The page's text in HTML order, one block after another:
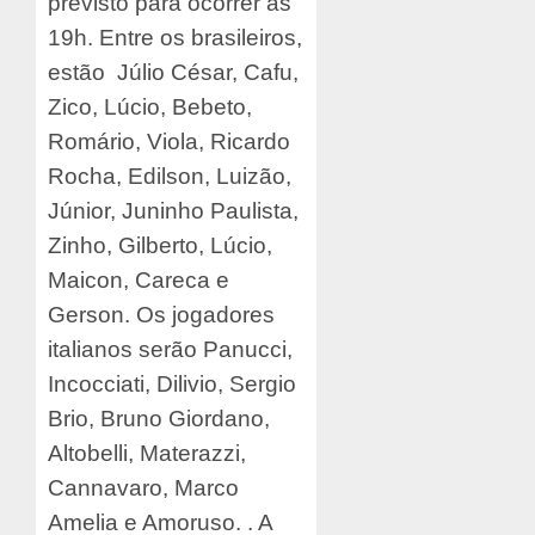
19h. Entre os brasileiros,
estão Júlio César, Cafu,
Zico, Lúcio, Bebeto,
Romário, Viola, Ricardo
Rocha, Edilson, Luizão,
Júnior, Juninho Paulista,
Zinho, Gilberto, Lúcio,
Maicon, Careca e
Gerson. Os jogadores
italianos serão Panucci,
Incocciati, Dilivio, Sergio
Brio, Bruno Giordano,
Altobelli, Materazzi,
Cannavaro, Marco
Amelia e Amoruso. . A